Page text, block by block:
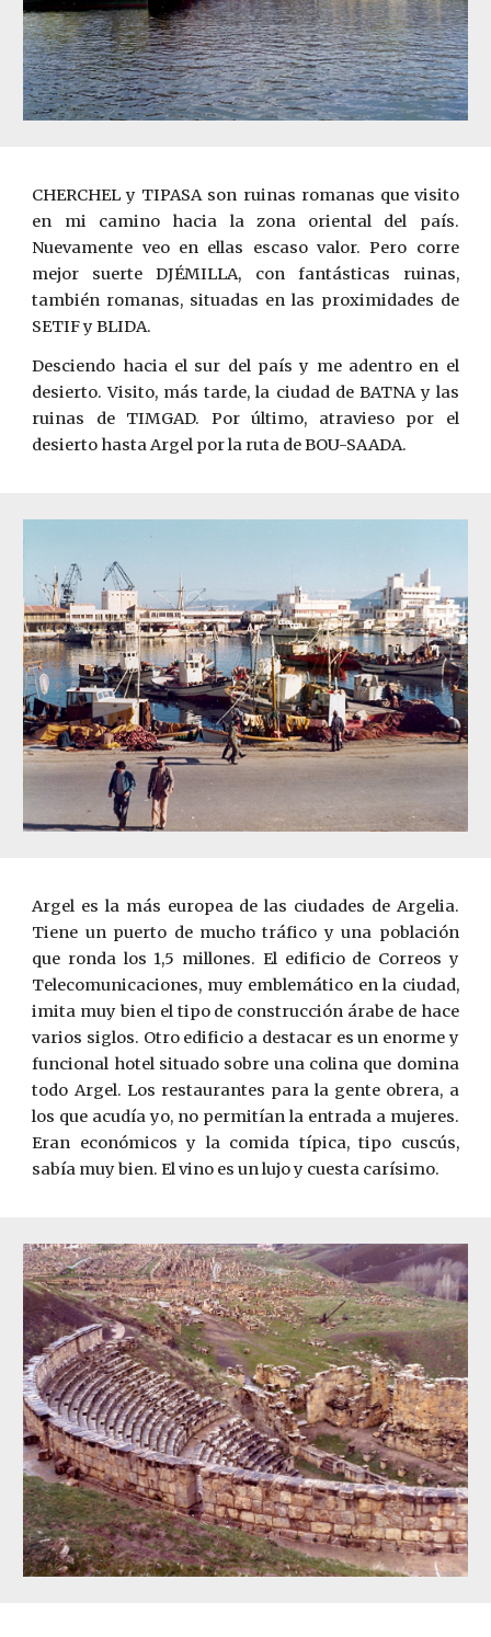
CHERCHEL y TIPASA son ruinas romanas que visito
en mi camino hacia la zona oriental del país.
Nuevamente veo en ellas escaso valor. Pero corre
mejor suerte DJÉMILLA, con fantásticas ruinas,
también romanas, situadas en las proximidades de
SETIF y BLIDA.
Desciendo hacia el sur del país y me adentro en el
desierto. Visito, más tarde, la ciudad de BATNA y las
ruinas de TIMGAD. Por último, atravieso por el
desierto hasta Argel por la ruta de BOU-SAADA.
Argel es la más europea de las ciudades de Argelia.
Tiene un puerto de mucho tráfico y una población
que ronda los 1,5 millones. El edificio de Correos y
Telecomunicaciones, muy emblemático en la ciudad,
imita muy bien el tipo de construcción árabe de hace
varios siglos. Otro edificio a destacar es un enorme y
funcional hotel situado sobre una colina que domina
todo Argel. Los restaurantes para la gente obrera, a
los que acudía yo, no permitían la entrada a mujeres.
Eran económicos y la comida típica, tipo cuscús,
sabía muy bien. El vino es un lujo y cuesta carísimo.